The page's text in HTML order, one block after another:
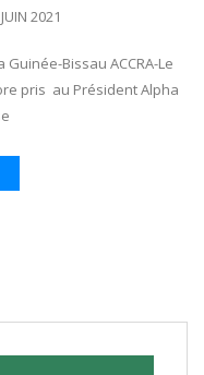
2021
Bissau ACCRA-Le
pris au Président Alpha